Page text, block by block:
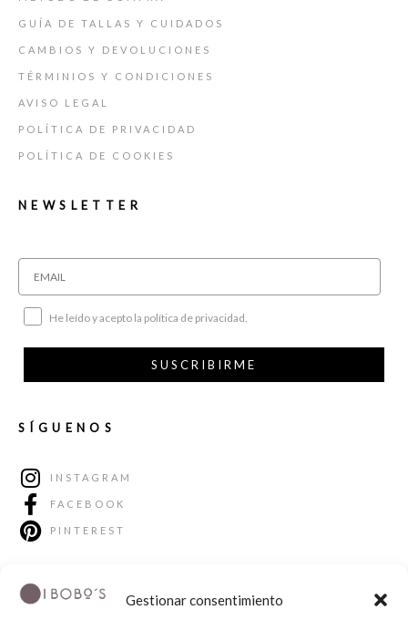
Gestionar consentimiento
GUÍA DE TALLAS Y CUIDADOS
CAMBIOS Y DEVOLUCIONES
TÉRMINIOS Y CONDICIONES
AVISO LEGAL
POLÍTICA DE PRIVACIDAD
POLÍTICA DE COOKIES
NEWSLETTER
He leído y acepto la política de privacidad.
SUSCRIBIRME
SÍGUENOS
INSTAGRAM
FACEBOOK
PINTEREST